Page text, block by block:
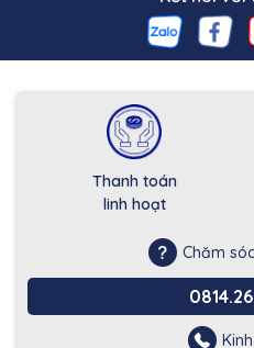
Thanh toán
linh hoạt
Chăm